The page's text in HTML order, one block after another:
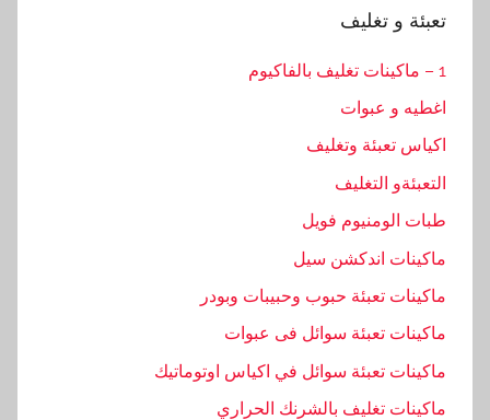
تعبئة و تغليف
1 – ماكينات تغليف بالفاكيوم
اغطيه و عبوات
اكياس تعبئة وتغليف
التعبئةو التغليف
طبات الومنيوم فويل
ماكينات اندكشن سيل
ماكينات تعبئة حبوب وحبيبات وبودر
ماكينات تعبئة سوائل فى عبوات
ماكينات تعبئة سوائل في اكياس اوتوماتيك
ماكينات تغليف بالشرنك الحراري